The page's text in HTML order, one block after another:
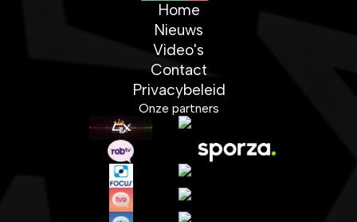
Home
Nieuws
Video's
Contact
Privacybeleid
Onze partners